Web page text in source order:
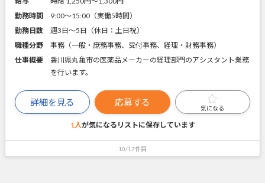
勤務時間
9:00～15:00（実働5時間）
勤務日数
週3日～5日（休日：土日祝）
職種分野
事務（一般・庶務事務、受付事務、経理・財務事務）
仕事概要
香川県丸亀市の医薬品メーカーの経理部門のアシスタント業務
を行います。
詳細を見る 応募する
気になる
1人が気になるリストに保存しています
10/17件目